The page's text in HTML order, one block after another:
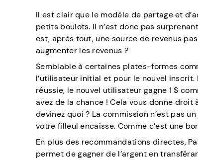
Il est clair que le modèle de partage et
petits boulots. Il n’est donc pas
est, après tout, une source de revenus
augmenter les revenus ?
Semblable à certaines plates-formes
l’utilisateur initial et pour le nouvel
réussie, le nouvel utilisateur gagne 1 $
avez de la chance ! Cela vous donne droit
devinez quoi ? La commission n’est pas
votre filleul encaisse. Comme c’est une
En plus des recommandations directes,
permet de gagner de l’argent en